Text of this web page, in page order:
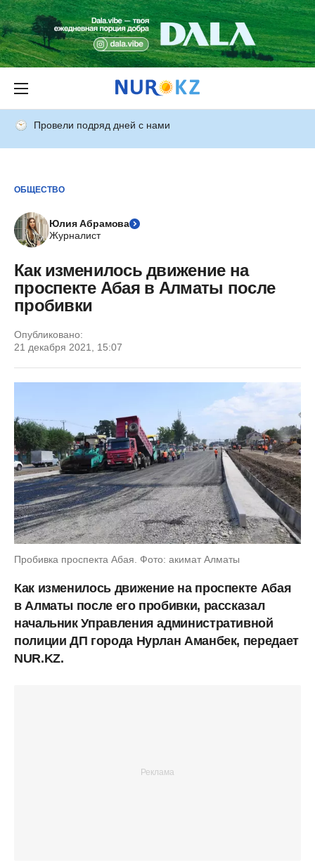
Провели подряд дней с нами
ОБЩЕСТВО
Юлия Абрамова
Журналист
Как изменилось движение на
проспекте Абая в Алматы после
пробивки
Опубликовано:
21 декабря 2021, 15:07
Пробивка проспекта Абая. Фото: акимат Алматы
Как изменилось движение на проспекте Абая
в Алматы после его пробивки, рассказал
начальник Управления административной
полиции ДП города Нурлан Аманбек, передает
NUR.KZ.